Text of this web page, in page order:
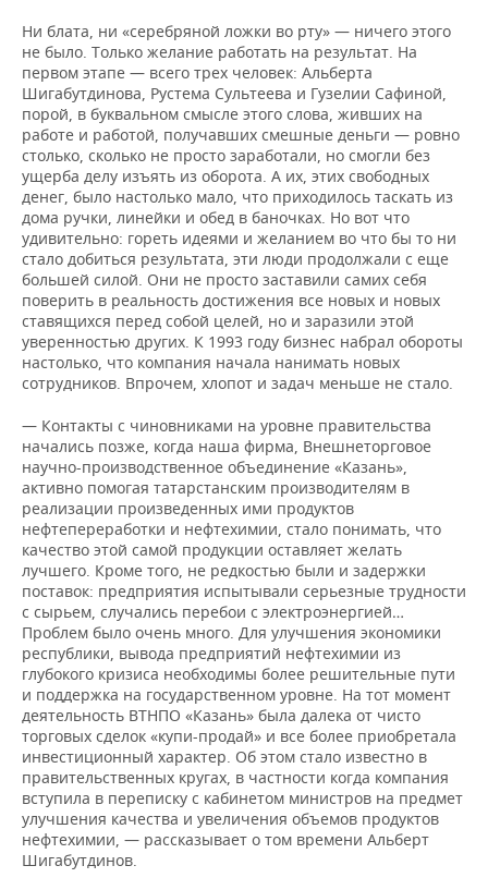
Ни блата, ни «серебряной ложки во рту» — ничего этого
не было. Только желание работать на результат. На
первом этапе — всего трех человек: Альберта
Шигабутдинова, Рустема Сультеева и Гузелии Сафиной,
порой, в буквальном смысле этого слова, живших на
работе и работой, получавших смешные деньги — ровно
столько, сколько не просто заработали, но смогли без
ущерба делу изъять из оборота. А их, этих свободных
денег, было настолько мало, что приходилось таскать из
дома ручки, линейки и обед в баночках. Но вот что
удивительно: гореть идеями и желанием во что бы то ни
стало добиться результата, эти люди продолжали с еще
большей силой. Они не просто заставили самих себя
поверить в реальность достижения все новых и новых
ставящихся перед собой целей, но и заразили этой
уверенностью других. К 1993 году бизнес набрал обороты
настолько, что компания начала нанимать новых
сотрудников. Впрочем, хлопот и задач меньше не стало.
— Контакты с чиновниками на уровне правительства
начались позже, когда наша фирма, Внешнеторговое
научно-производственное объединение «Казань»,
активно помогая татарстанским производителям в
реализации произведенных ими продуктов
нефтепереработки и нефтехимии, стало понимать, что
качество этой самой продукции оставляет желать
лучшего. Кроме того, не редкостью были и задержки
поставок: предприятия испытывали серьезные трудности
с сырьем, случались перебои с электроэнергией…
Проблем было очень много. Для улучшения экономики
республики, вывода предприятий нефтехимии из
глубокого кризиса необходимы более решительные пути
и поддержка на государственном уровне. На тот момент
деятельность ВТНПО «Казань» была далека от чисто
торговых сделок «купи-продай» и все более приобретала
инвестиционный характер. Об этом стало известно в
правительственных кругах, в частности когда компания
вступила в переписку с кабинетом министров на предмет
улучшения качества и увеличения объемов продуктов
нефтехимии, — рассказывает о том времени Альберт
Шигабутдинов.